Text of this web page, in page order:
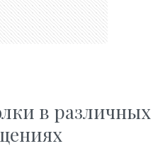
в различных